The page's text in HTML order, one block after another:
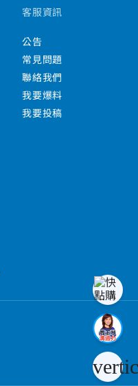
客服資訊
公告
常見問題
聯絡我們
我要爆料
我要投稿